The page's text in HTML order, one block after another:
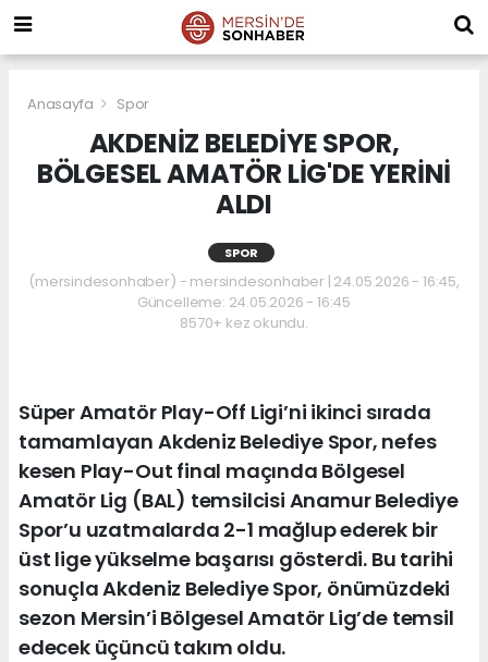
Anasayfa Spor
AKDENİZ BELEDİYE SPOR,
BÖLGESEL AMATÖR LİG'DE YERİNİ
ALDI
SPOR
(mersindesonhaber) - mersindesonhaber | 24.05.2026 - 16:45,
Güncelleme: 24.05.2026 - 16:45
8570+ kez okundu.
Süper Amatör Play-Off Ligi’ni ikinci sırada
tamamlayan Akdeniz Belediye Spor, nefes
kesen Play-Out final maçında Bölgesel
Amatör Lig (BAL) temsilcisi Anamur Belediye
Spor’u uzatmalarda 2-1 mağlup ederek bir
üst lige yükselme başarısı gösterdi. Bu tarihi
sonuçla Akdeniz Belediye Spor, önümüzdeki
sezon Mersin’i Bölgesel Amatör Lig’de temsil
edecek üçüncü takım oldu.